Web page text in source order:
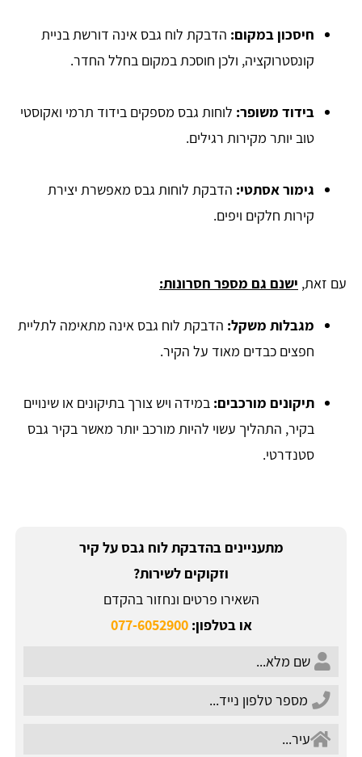
חיסכון במקום: הדבקת לוח גבס אינה דורשת בניית
קונסטרוקציה, ולכן חוסכת במקום בחלל החדר.
בידוד משופר: לוחות גבס מספקים בידוד תרמי ואקוסטי
טוב יותר מקירות רגילים.
גימור אסתטי: הדבקת לוחות גבס מאפשרת יצירת
קירות חלקים ויפים.
עם זאת, ישנם גם מספר חסרונות:
מגבלות משקל: הדבקת לוח גבס אינה מתאימה לתליית
חפצים כבדים מאוד על הקיר.
תיקונים מורכבים: במידה ויש צורך בתיקונים או שינויים
בקיר, התהליך עשוי להיות מורכב יותר מאשר בקיר גבס
סטנדרטי.
מתעניינים בהדבקת לוח גבס על קיר
וזקוקים לשירות?
השאירו פרטים ונחזור בהקדם
או בטלפון:077-6052900